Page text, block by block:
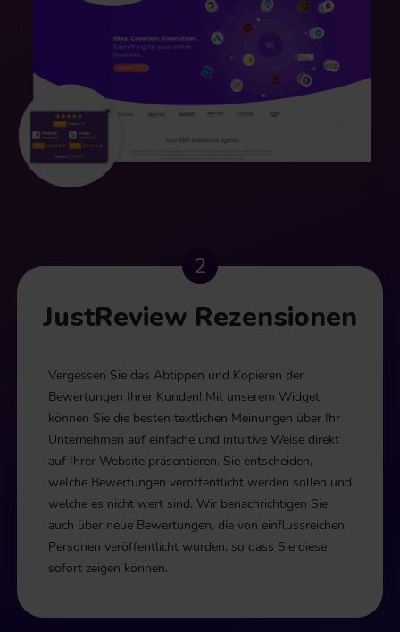
JustReview Rezensionen
Vergessen Sie das Abtippen und Kopieren der
Bewertungen Ihrer Kunden! Mit unserem Widget
können Sie die besten textlichen Meinungen über Ihr
Unternehmen auf einfache und intuitive Weise direkt
auf Ihrer Website präsentieren. Sie entscheiden,
welche Bewertungen veröffentlicht werden sollen und
welche es nicht wert sind. Wir benachrichtigen Sie
auch über neue Bewertungen, die von einflussreichen
Personen veröffentlicht wurden, so dass Sie diese
sofort zeigen können.